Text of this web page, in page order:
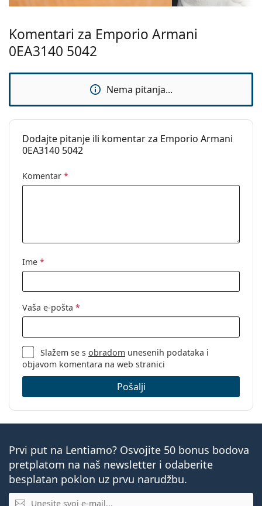
naočalaako trebate pomoć pri odabiru.
Ovo je medicinski proizvod. Prije uporabe pročitajte
upute za uporabu.
Komentari za Emporio Armani
0EA3140 5042
Nema pitanja...
Dodajte pitanje ili komentar za Emporio Armani
0EA3140 5042
Komentar *
Ime *
Vaša e-pošta *
Slažem se sobradom unesenih podataka i
objavom komentara na web stranici
Pošalji
Prvi put na Lentiamo? Osvojite 50 bonus bodova
pretplatom na naš newsletter i odaberite
besplatan poklon uz prvu narudžbu.
E-mail